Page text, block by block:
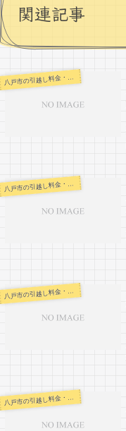
関連記事
八
八 戸市の引越し料金・代金相場・見積り情報
八
八